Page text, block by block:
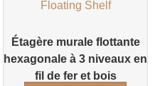
Étagère murale flottante
hexagonale à 3 niveaux en
fil de fer et bois